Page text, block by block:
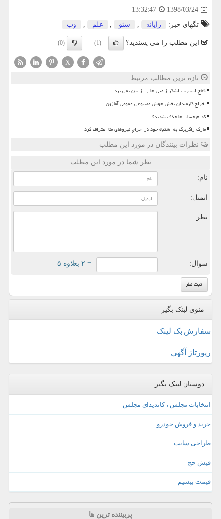
1398/03/24
13:32:47
تگهای خبر:
رایانه , سئو , علم , وب
این مطلب را می پسندید؟ (1)
(0)
X
تازه ترین مطالب مرتبط
قطع اینترنت لشکر زامبی ها را از بین نمی برد
اخراج کارمندان بخش هوش مصنوعی عمومی آمازون
کدام حساب ها حذف شدند؟
مارک زاکربرگ به اشتباه خود در اخراج نیروهای متا اعتراف کرد
نظرات بینندگان در مورد این مطلب
نظر شما در مورد این مطلب
نام:
ایمیل:
نظر:
سوال: = ۲ بعلاوه ۵
منوی لینک بگیر
سفارش بک لینک
رپورتاژ آگهی
دوستان لینک بگیر
انتخابات مجلس ، کاندیدای مجلس
خرید و فروش خودرو
طراحی سایت
فیش حج
قیمت بیسیم
پربیننده ترین ها